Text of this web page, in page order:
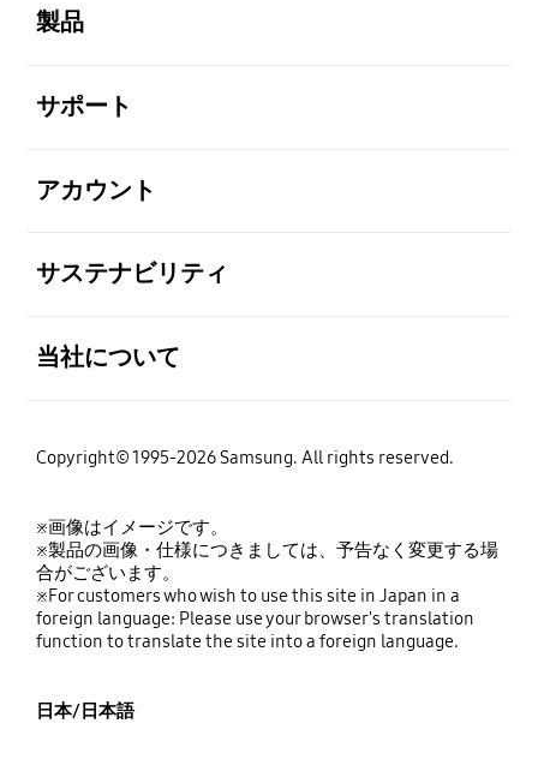
製品
サポート
アカウント
サステナビリティ
当社について
Copyright© 1995-2026 Samsung. All rights reserved.
※画像はイメージです。
※製品の画像・仕様につきましては、予告なく変更する場
合がございます。
※For customers who wish to use this site in Japan in a
foreign language: Please use your browser's translation
function to translate the site into a foreign language.
日本/日本語